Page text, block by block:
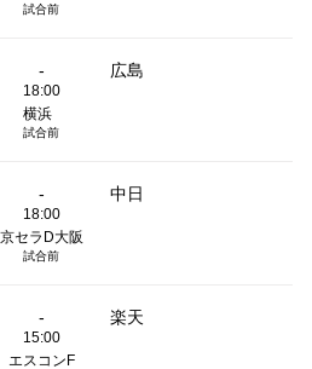
試合前
- 広島
18:00
横浜
試合前
- 中日
18:00
京セラD大阪
試合前
- 楽天
15:00
エスコンF